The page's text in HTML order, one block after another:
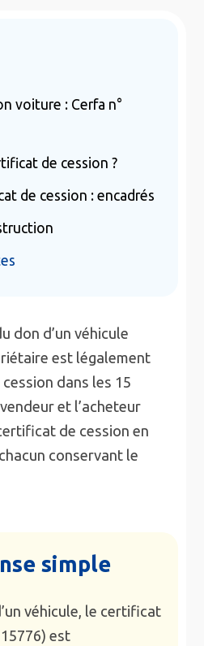
voiture : Cerfa n°
de cession ?
de cession : encadrés
don d’un véhicule
est légalement
dans les 15
et l’acheteur
de cession en
conservant le
simple
véhicule, le certificat
est